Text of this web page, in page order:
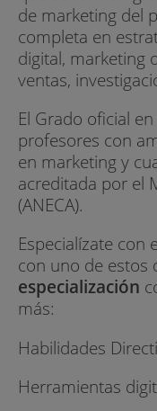
de marketing del
completa en
digital, marketing
ventas,
El Grado oficial
profesores con
en marketing y
acreditada por el
(ANECA).
Especialízate con
con uno de estos
especialización
más:
Habilidades
Herramientas